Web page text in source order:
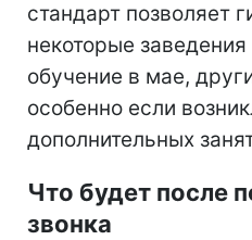
стандарт позволяет
некоторые
обучение в мае,
особенно если
дополнительных
Что будет после
звонка